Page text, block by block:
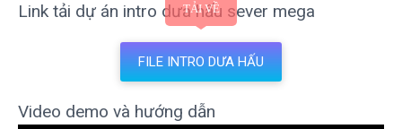
Link tải dự án intro dưa hấu sever mega
FILE INTRO DƯA HẤU
Video demo và hướng dẫn